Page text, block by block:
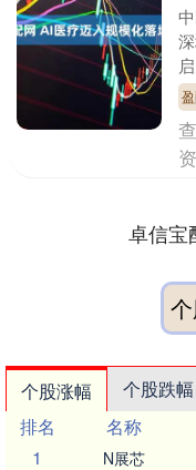
资
卓信宝
个股涨幅 个股跌幅
排名
名称
1
N展芯